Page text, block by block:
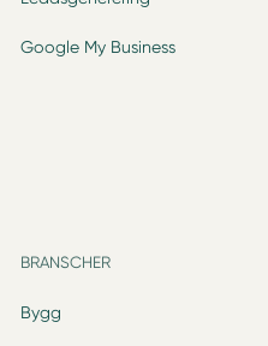
Google My Business
BRANSCHER
Bygg